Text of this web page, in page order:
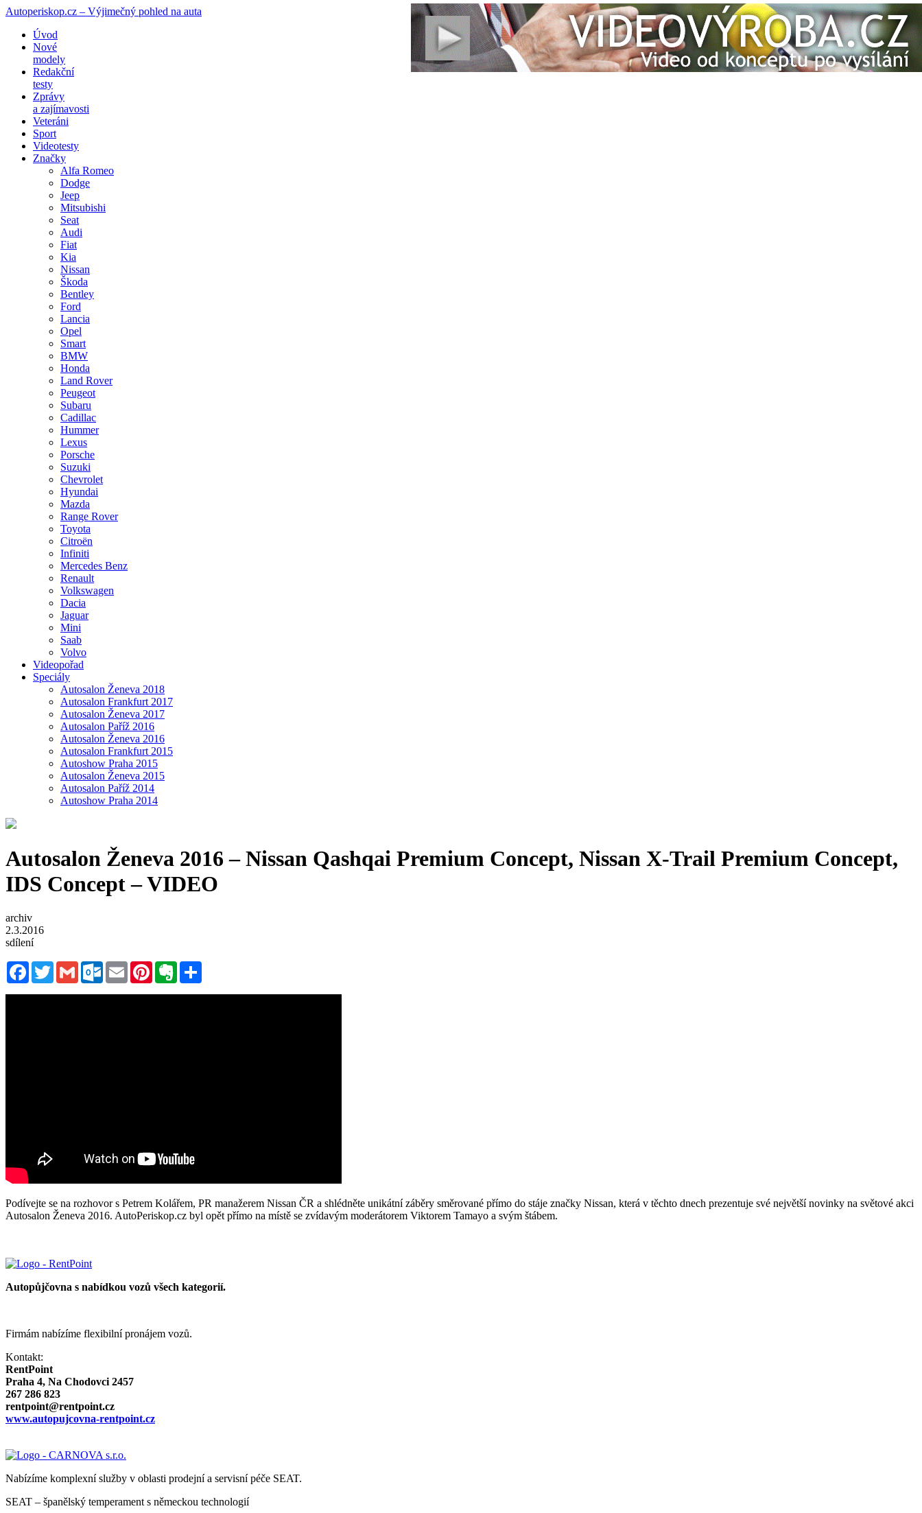
Autoperiskop.cz – Výjimečný pohled na auta
Přejít
obsahu
webu
Úvod
Nové
modely
Redakční
testy
Zprávy
a zajímavosti
Veteráni
Sport
Videotesty
Značky
Alfa Romeo
Dodge
Jeep
Mitsubishi
Seat
Audi
Fiat
Kia
Nissan
Škoda
Bentley
Ford
Lancia
Opel
Smart
BMW
Honda
Land Rover
Peugeot
Subaru
Cadillac
Hummer
Lexus
Porsche
Suzuki
Chevrolet
Hyundai
Mazda
Range Rover
Toyota
Citroën
Infiniti
Mercedes Benz
Renault
Volkswagen
Dacia
Jaguar
Mini
Saab
Volvo
Videopořad
Speciály
Autosalon Ženeva 2018
Autosalon Frankfurt 2017
Autosalon Ženeva 2017
Autosalon Paříž 2016
Autosalon Ženeva 2016
Autosalon Frankfurt 2015
Autoshow Praha 2015
Autosalon Ženeva 2015
Autosalon Paříž 2014
Autoshow Praha 2014
Autosalon Ženeva 2016 – Nissan Qashqai Premium Concept, Nissan X-Trail Premium Concept,
IDS Concept – VIDEO
archiv
2.3.2016
sdílení
FacebookTwitterGmail Outlook.com
Email PinterestEvernote
Podívejte se na rozhovor s Petrem Kolářem, PR manažerem Nissan ČR a shlédněte unikátní záběry směrované přímo do stáje značky Nissan, která v těchto dnech prezentuje své největší novinky na světové akci
Autosalon Ženeva 2016. AutoPeriskop.cz byl opět přímo na místě se zvídavým moderátorem Viktorem Tamayo a svým štábem.
Autopůjčovna s nabídkou vozů všech kategorií.
Firmám nabízíme flexibilní pronájem vozů.
Kontakt:
RentPoint
Praha 4, Na Chodovci 2457
267 286 823
rentpoint@rentpoint.cz
www.autopujcovna-rentpoint.cz
Nabízíme komplexní služby v oblasti prodejní a servisní péče SEAT.
SEAT – španělský temperament s německou technologií